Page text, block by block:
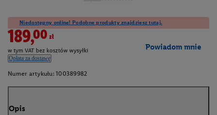
Niedostępny online! Podobne produkty znajdziesz tutaj.
189,00zł
w tym VAT bez kosztów wysyłki
Opłata za dostawę
Powiadom mnie
Numer artykułu: 100389982
Opis